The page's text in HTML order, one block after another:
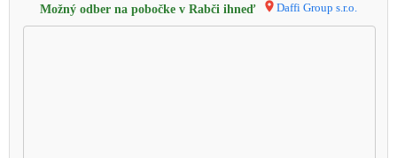
Možný odber na pobočke v Rabči ihneď Daffi Group s.r.o.